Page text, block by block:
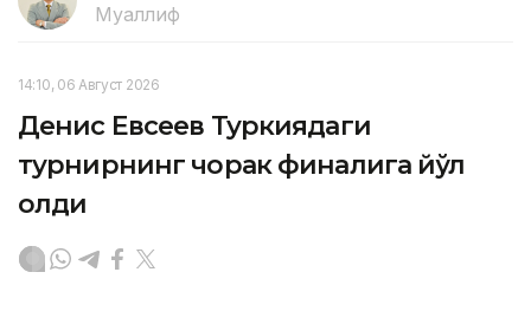
Муаллиф
14:10, 06 Август 2026
Денис Евсеев Туркиядаги
турнирнинг чорак финалига йўл
олди